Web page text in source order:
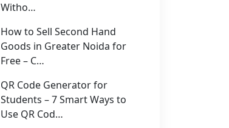
Witho…
How to Sell Second Hand
Goods in Greater Noida for
Free – C…
QR Code Generator for
Students – 7 Smart Ways to
Use QR Cod…